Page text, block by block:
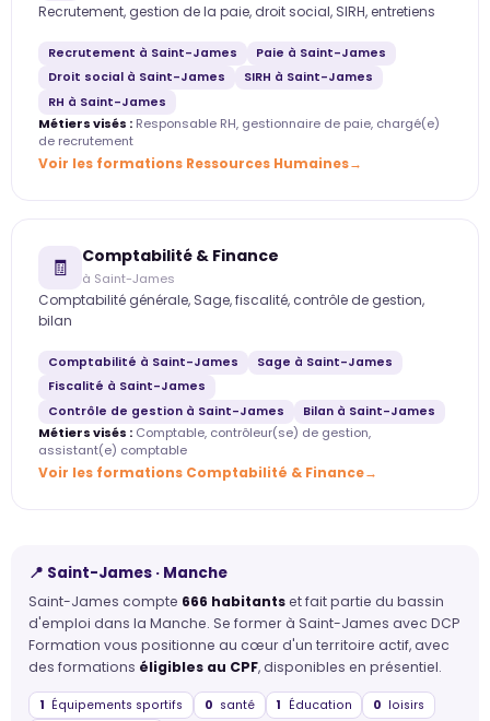
Recrutement, gestion de la paie, droit social, SIRH, entretiens
Recrutement à Saint-James
Paie à Saint-James
Droit social à Saint-James
SIRH à Saint-James
RH à Saint-James
Métiers visés : Responsable RH, gestionnaire de paie, chargé(e)
de recrutement
Voir les formations Ressources Humaines
🧾 Comptabilité & Finance
à Saint-James
Comptabilité générale, Sage, fiscalité, contrôle de gestion,
bilan
Comptabilité à Saint-James
Sage à Saint-James
Fiscalité à Saint-James
Contrôle de gestion à Saint-James
Bilan à Saint-James
Métiers visés : Comptable, contrôleur(se) de gestion,
assistant(e) comptable
Voir les formations Comptabilité & Finance
📍 Saint-James · Manche
Saint-James compte 666 habitantset fait partie du bassin
d'emploi dans la Manche. Se former à Saint-James avec DCP
Formation vous positionne au cœur d'un territoire actif, avec
des formations éligibles au CPF, disponibles en présentiel.
1 Équipements sportifs 0 santé 1 Éducation 0 loisirs